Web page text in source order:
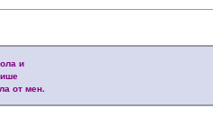
и
от мен.